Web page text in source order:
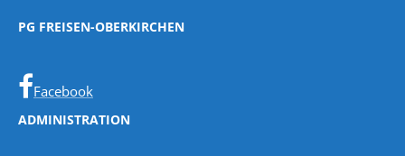
PG FREISEN-OBERKIRCHEN
Facebook
ADMINISTRATION